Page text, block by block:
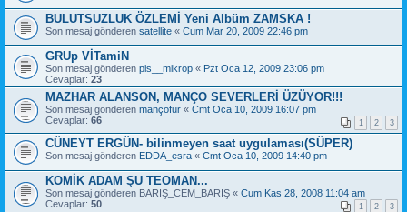
BULUTSUZLUK ÖZLEMİ Yeni Albüm ZAMSKA !
Son mesaj gönderen satellite « Cum Mar 20, 2009 22:46 pm
GRUp VİTamiN
Son mesaj gönderen pis__mikrop « Pzt Oca 12, 2009 23:06 pm
Cevaplar: 23
MAZHAR ALANSON, MANÇO SEVERLERİ ÜZÜYOR!!!
Son mesaj gönderen mançofur « Cmt Oca 10, 2009 16:07 pm
Cevaplar: 66 1 2 3
CÜNEYT ERGÜN- bilinmeyen saat uygulaması(SÜPER)
Son mesaj gönderen EDDA_esra « Cmt Oca 10, 2009 14:40 pm
KOMİK ADAM ŞU TEOMAN...
Son mesaj gönderen BARIŞ_CEM_BARIŞ « Cum Kas 28, 2008 11:04 am
Cevaplar: 50 1 2 3